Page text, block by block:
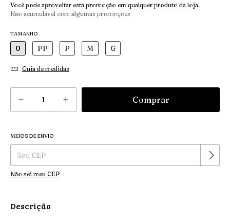
Você pode aproveitar esta promoção em qualquer produto da loja.
Não acumulável com algumas promoções
TAMANHO
0 PP P M G
Guia de medidas
Entregas para o CEP:
MEIOS DE ENVIO
Não sei meu CEP
Descrição